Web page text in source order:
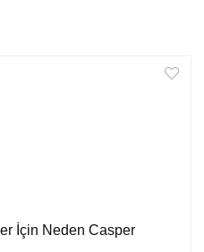
İçin Neden Casper